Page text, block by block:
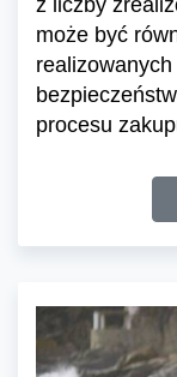
z liczby
może być
procesu